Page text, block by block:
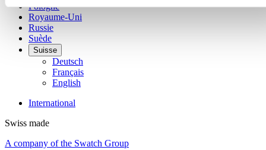
Pologne
Royaume-Uni
Russie
Suède
Suisse
Deutsch
Français
English
International
Swiss made
A company of the Swatch Group